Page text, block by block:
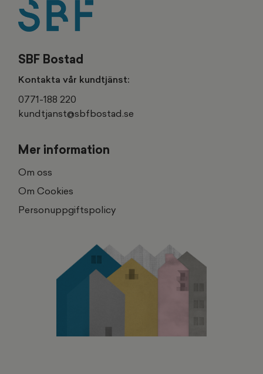
SBF Bostad
Kontakta vår kundtjänst:
0771-188 220
kundtjanst@sbfbostad.se
Mer information
Om oss
Om Cookies
Personuppgiftspolicy